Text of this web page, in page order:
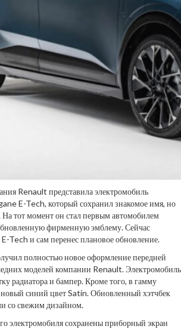
Renault представила электромобиль
E-Tech, который сохранил знакомое имя, но
На тот момент он стал первым автомобилем
фирменную эмблему. Сейчас
Tech и сам перенес плановое обновление.
полностью новое оформление передней
моделей компании Renault. Электромобиль
радиатора и бампер. Кроме того, в гамму
новый синий цвет Satin. Обновленный хэтчбек
со свежим дизайном.
электромобиля сохранены приборный экран